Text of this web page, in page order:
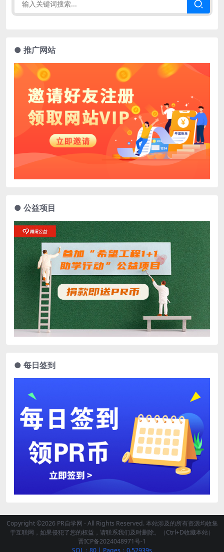
● 推广网站
● 公益项目
● 每日签到
Copyright ©2026 PR自学网 - All Rights Reserved. 本站涉及的所有资源均收集
于互联网，如果侵犯了您的权益，请联系我们及时删除。（Ctrl+D收藏本站）
晋ICP备2024048971号-1